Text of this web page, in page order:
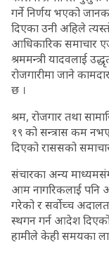
गर्ने निर्णय भएको
दिएका उनी अहिले
आधिकारिक समाचार
श्रममन्त्री यादवलाई
रोजगारीमा जाने
छ ।
श्रम, रोजगार तथा
१९ को सन्त्रास कम
दिएको राससको
संचारका अन्य
आम नागरिकलाई पनि
गरेको र सर्वोच्च
स्थगन गर्न आदेश
हामीले केही समयका